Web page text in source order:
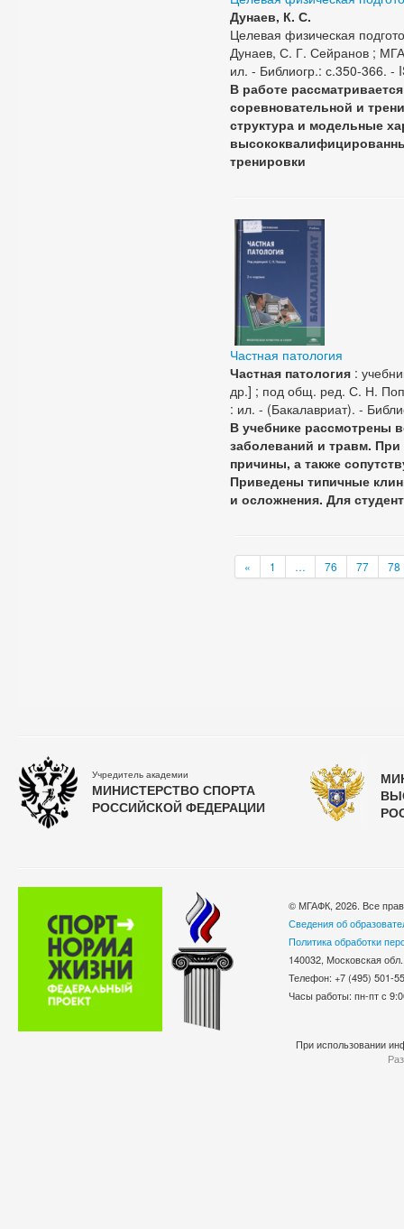
Дунаев, К. С.
Целевая физическая
Дунаев, С. Г. Сейранов ;
ил. - Библиогр.: с.350-366. -
В работе
соревновательной и
структура и модельные
тренировки
Частная патология
Частная патология :
др.] ; под общ. ред. С. Н.
: ил. - (Бакалавриат). -
В учебнике рассмотрены
заболеваний и травм.
причины, а также
Приведены типичные
и осложнения. Для
« 1 … 76 77 78
Учредитель академии
МИНИСТЕРСТВО СПОРТА
РОССИЙСКОЙ ФЕДЕРАЦИИ
© МГАФК, 2026. Все
Сведения об
Политика обработки
140032, Московская
Телефон: +7 (495)
Часы работы: пн-пт с
При использовании